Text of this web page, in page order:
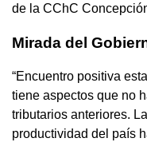
de la CChC
Mirada del
“Encuentro positiva
tiene aspectos que no
tributarios anteriores.
productividad del país